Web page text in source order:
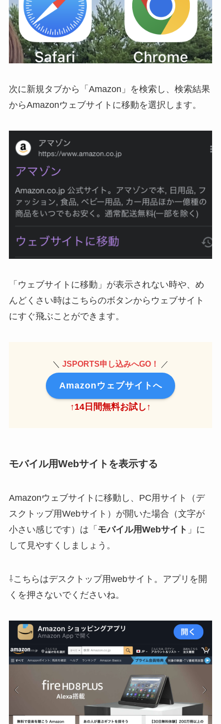
次に新規タブから「Amazon」を検索し、検索結果
からAmazonウェブサイトに移動を選択します。
「ウェブサイトに移動」が表示されない時や、め
んどくさい時はこちらのボタンからウェブサイト
にすぐ飛ぶことができます。
＼ JSPORTS申し込みへGO！ ／
Amazonウェブサイトへ
↑14日間無料お試し↑
モバイル用Webサイトを表示する
Amazonウェブサイトに移動し、PC用サイト（デ
スクトップ用Webサイト）が開いた場合（文字が
小さい感じです）は「 モバイル用Webサイト 」に
して見やすくしましょう。
⇩こちらはデスクトップ用webサイト。 アプリを開
くを押さないでくださいね。